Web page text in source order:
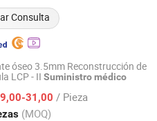
Consulta
óseo 3.5mm Reconstrucción de
LCP - II Suministromédico
31,00 / Pieza
(MOQ)
CO., LTD.
2022